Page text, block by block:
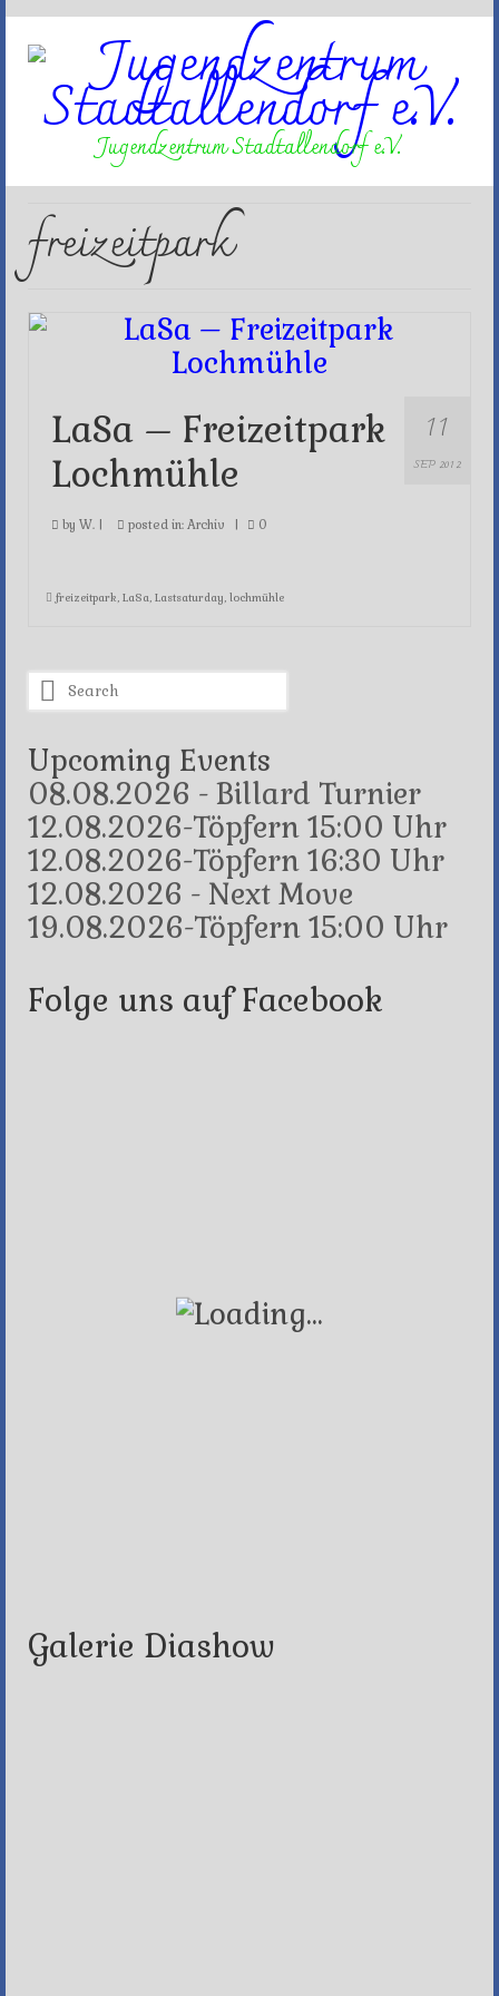
Jugendzentrum Stadtallendorf e.V.
freizeitpark
11
SEP 2012
LaSa – Freizeitpark
Lochmühle
by W. posted in: Archiv 0
freizeitpark, LaSa, Lastsaturday, lochmühle
Search
for:
Upcoming Events
08.08.2026 - Billard Turnier
12.08.2026-Töpfern 15:00 Uhr
12.08.2026-Töpfern 16:30 Uhr
12.08.2026 - Next Move
19.08.2026-Töpfern 15:00 Uhr
Folge uns auf Facebook
Galerie Diashow